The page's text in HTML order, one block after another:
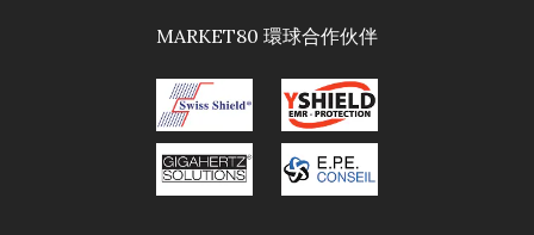
MARKET80 環球合作伙伴